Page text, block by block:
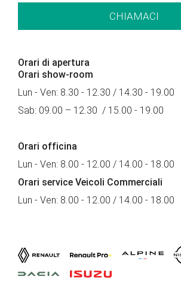
CHIAMACI
Orari di apertura
Orari show-room
Lun - Ven: 8.30 - 12.30 / 14.30 - 19.00
Sab: 09.00 – 12.30 / 15.00 - 19.00
Orari officina
Lun - Ven: 8.00 - 12.00 / 14.00 - 18.00
Orari service Veicoli Commerciali
Lun - Ven: 8.00 - 12.00 / 14.00 - 18.00